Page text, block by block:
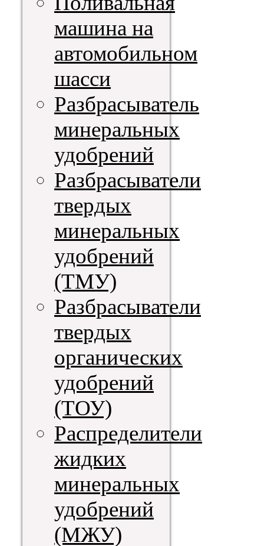
машина на
автомобильном
шасси
Разбрасыватель
минеральных
удобрений
Разбрасыватели
твердых
минеральных
удобрений
(ТМУ)
Разбрасыватели
твердых
органических
удобрений
(ТОУ)
Распределители
жидких
минеральных
удобрений
(МЖУ)